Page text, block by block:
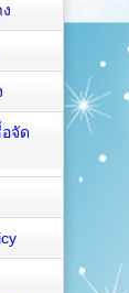
จัด